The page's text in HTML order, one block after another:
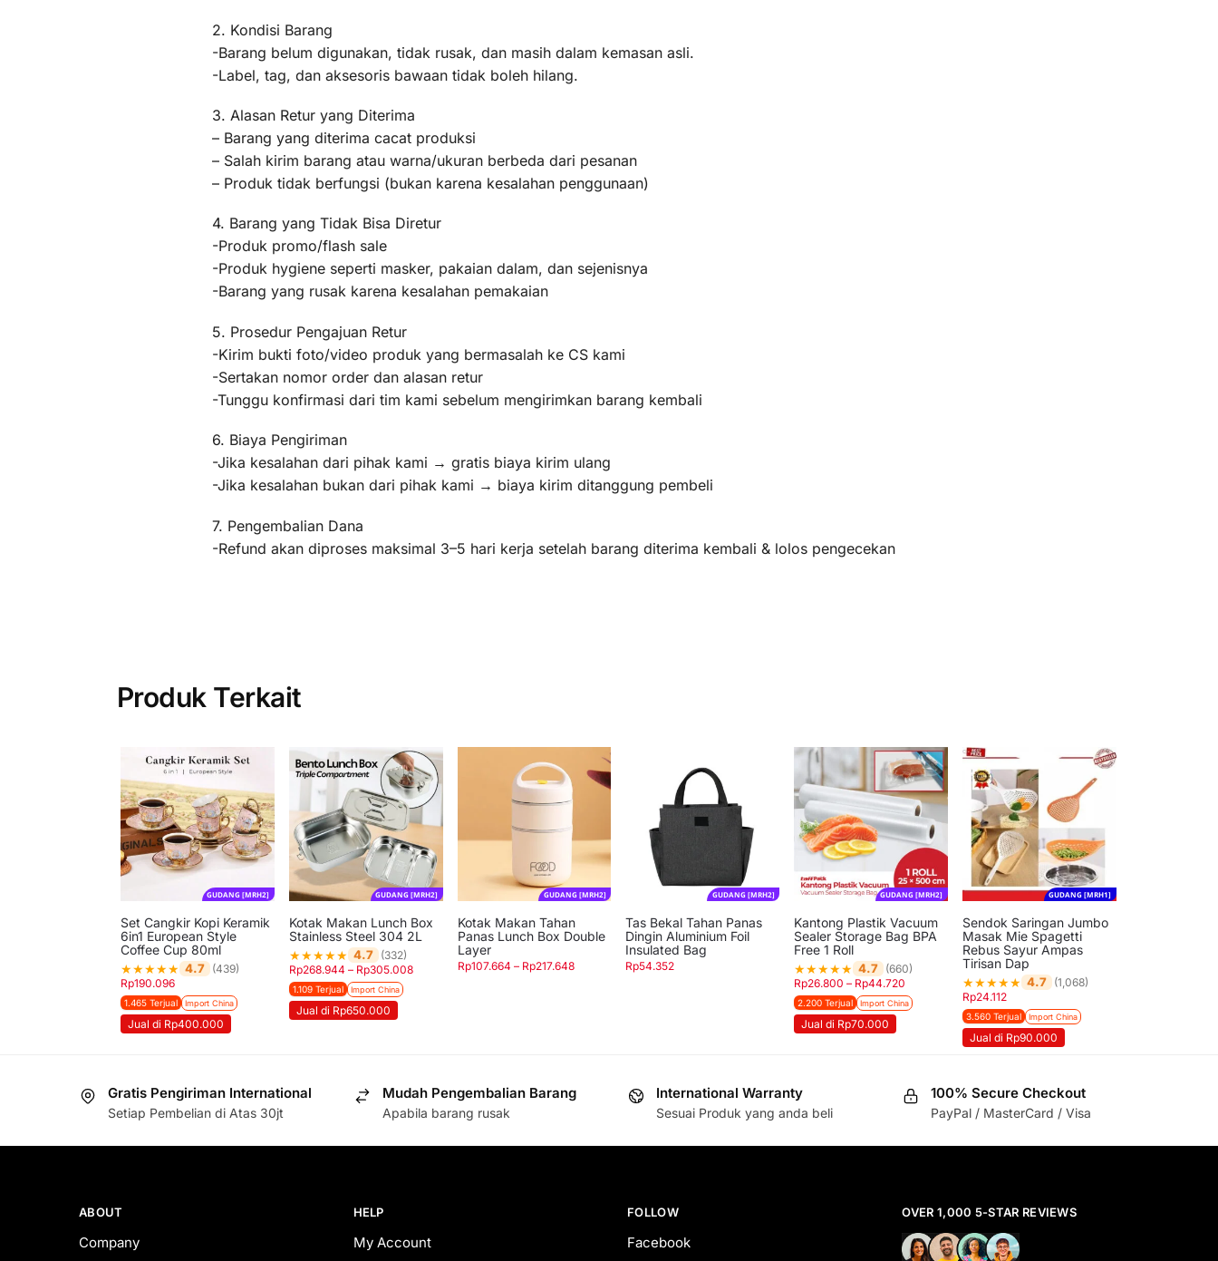
2. Kondisi Barang
-Barang belum digunakan, tidak rusak, dan masih dalam kemasan asli.
-Label, tag, dan aksesoris bawaan tidak boleh hilang.
3. Alasan Retur yang Diterima
– Barang yang diterima cacat produksi
– Salah kirim barang atau warna/ukuran berbeda dari pesanan
– Produk tidak berfungsi (bukan karena kesalahan penggunaan)
4. Barang yang Tidak Bisa Diretur
-Produk promo/flash sale
-Produk hygiene seperti masker, pakaian dalam, dan sejenisnya
-Barang yang rusak karena kesalahan pemakaian
5. Prosedur Pengajuan Retur
-Kirim bukti foto/video produk yang bermasalah ke CS kami
-Sertakan nomor order dan alasan retur
-Tunggu konfirmasi dari tim kami sebelum mengirimkan barang kembali
6. Biaya Pengiriman
-Jika kesalahan dari pihak kami → gratis biaya kirim ulang
-Jika kesalahan bukan dari pihak kami → biaya kirim ditanggung pembeli
7. Pengembalian Dana
-Refund akan diproses maksimal 3–5 hari kerja setelah barang diterima kembali & lolos pengecekan
Produk Terkait
GUDANG [MRH2]
Set Cangkir Kopi Keramik
6in1 European Style
Coffee Cup 80ml
★★★★★ 4.7
(439)
Rp190.096
1.465 Terjual Import China
Jual di Rp400.000
GUDANG [MRH2]
Kotak Makan Lunch Box
Stainless Steel 304 2L
★★★★★ 4.7
(332)
Rp268.944 – Rp305.008
1.109 Terjual Import China
Jual di Rp650.000
GUDANG [MRH2]
Kotak Makan Tahan
Panas Lunch Box Double
Layer
Rp107.664 – Rp217.648
GUDANG [MRH2]
Tas Bekal Tahan Panas
Dingin Aluminium Foil
Insulated Bag
Rp54.352
GUDANG [MRH2]
Kantong Plastik Vacuum
Sealer Storage Bag BPA
Free 1 Roll
★★★★★ 4.7 (660)
Rp26.800 – Rp44.720
2.200 Terjual Import China
Jual di Rp70.000
GUDANG [MRH1]
Sendok Saringan Jumbo
Masak Mie Spagetti
Rebus Sayur Ampas
Tirisan Dap
★★★★★ 4.7
(1,068)
Rp24.112
3.560 Terjual Import China
Jual di Rp90.000
Gratis Pengiriman International
Setiap Pembelian di Atas 30jt
Mudah Pengembalian Barang
Apabila barang rusak
International Warranty
Sesuai Produk yang anda beli
100% Secure Checkout
PayPal / MasterCard / Visa
ABOUT
Company
HELP
My Account
FOLLOW
Facebook
OVER 1,000 5-STAR REVIEWS